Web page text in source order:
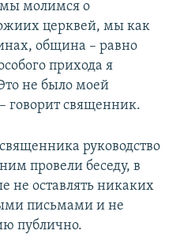
мы молимся о
церквей, мы как
община – равно
прихода я
не было моей
говорит священник.
руководство
провели беседу, в
не оставлять никаких
письмами и не
публично.